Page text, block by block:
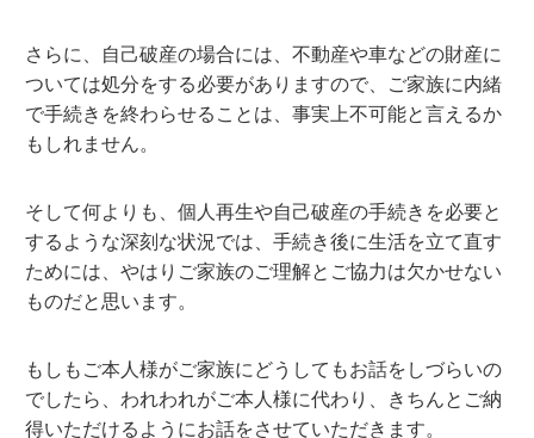
さらに、自己破産の場合には、不動産や車などの財産に
ついては処分をする必要がありますので、ご家族に内緒
で手続きを終わらせることは、事実上不可能と言えるか
もしれません。
そして何よりも、個人再生や自己破産の手続きを必要と
するような深刻な状況では、手続き後に生活を立て直す
ためには、やはりご家族のご理解とご協力は欠かせない
ものだと思います。
もしもご本人様がご家族にどうしてもお話をしづらいの
でしたら、われわれがご本人様に代わり、きちんとご納
得いただけるようにお話をさせていただきます。